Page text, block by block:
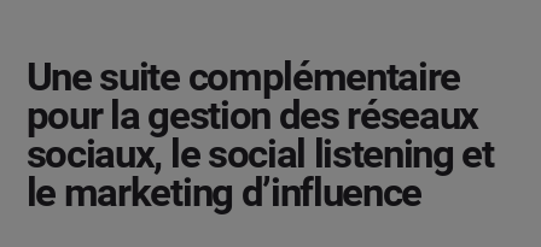
Une suite complémentaire
pour la gestion des réseaux
sociaux, le social listening et
le marketing d’influence